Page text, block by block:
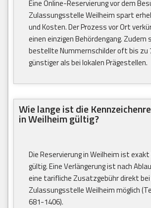
Eine Online-Reservierung vor dem
Zulassungsstelle Weilheim spart
und Kosten. Der Prozess vor Ort
einen einzigen Behördengang. Zudem
bestellte Nummernschilder oft bis zu
günstiger als bei lokalen Prägestellen.
Wie lange ist die
in Weilheim gültig?
Die Reservierung in Weilheim ist exakt
gültig. Eine Verlängerung ist nach
eine tarifliche Zusatzgebühr direkt
Zulassungsstelle Weilheim möglich
681-1406).